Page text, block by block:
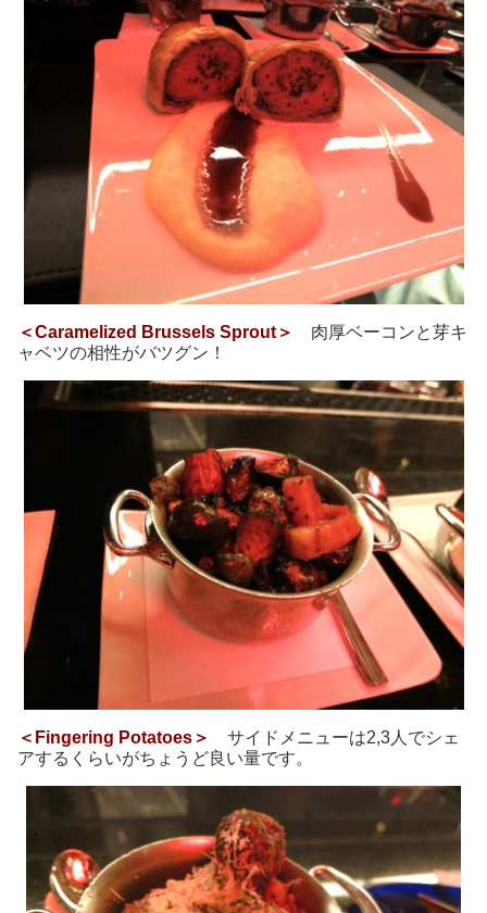
＜Caramelized Brussels Sprout＞ 肉厚ベーコンと芽キ
ャベツの相性がバツグン！
＜Fingering Potatoes＞ サイドメニューは2,3人でシェ
アするくらいがちょうど良い量です。